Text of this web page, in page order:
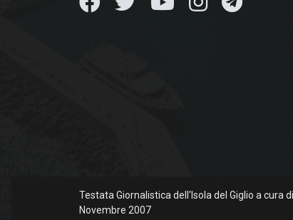
Testata Giornalistica dell'Isola del Giglio a cura
Novembre 2007